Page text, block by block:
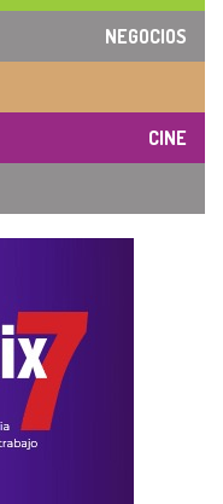
NEGOCIOS
CINE